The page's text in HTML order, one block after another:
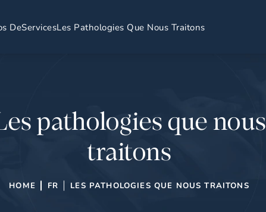
DeServicesLes Pathologies Que Nous Traitons
pathologies que nous
traitons
HOME FR LES PATHOLOGIES QUE NOUS TRAITONS